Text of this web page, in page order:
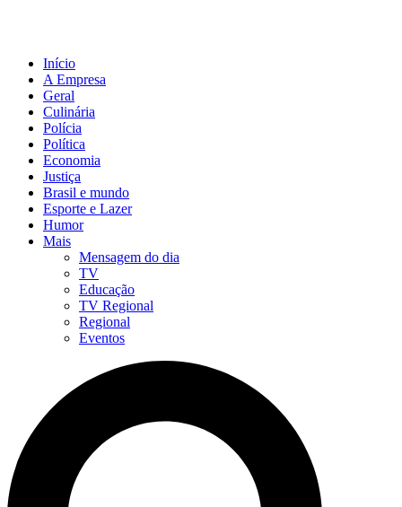
Início
A Empresa
Geral
Culinária
Polícia
Política
Economia
Justiça
Brasil e mundo
Esporte e Lazer
Humor
Mais
Mensagem do dia
TV
Educação
TV Regional
Regional
Eventos